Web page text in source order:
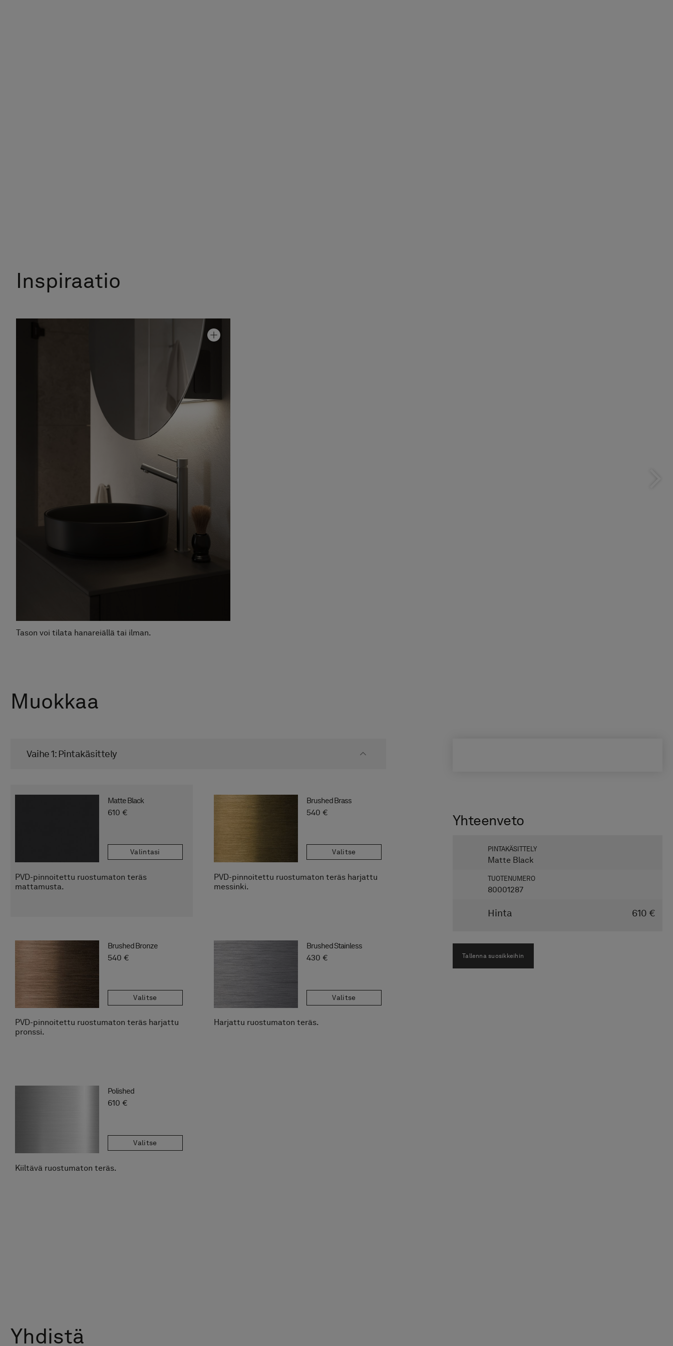
Inspiraatio
Tason voi tilata hanareiällä tai ilman.
Muokkaa
Yhteen­veto
PINTAKÄSITTELY
Matte Black
TUOTENUMERO
80001287
Hinta 610 €
Tallenna suosikkeihin
Vaihe 1: Pintakäsittely
Matte Black
610 €
Valintasi
PVD-pinnoitettu ruostumaton teräs
mattamusta.
Brushed Brass
540 €
Valitse
PVD-pinnoitettu ruostumaton teräs harjattu
messinki.
Brushed Bronze
540 €
Valitse
PVD-pinnoitettu ruostumaton teräs harjattu
pronssi.
Brushed Stainless
430 €
Valitse
Harjattu ruostumaton teräs.
Polished
610 €
Valitse
Kiiltävä ruostumaton teräs.
Yhdistä